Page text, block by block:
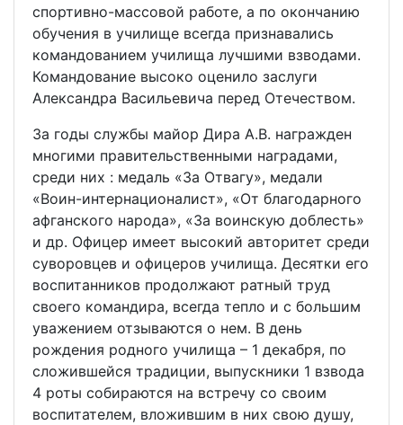
спортивно-массовой работе, а по окончанию
обучения в училище всегда признавались
командованием училища лучшими взводами.
Командование высоко оценило заслуги
Александра Васильевича перед Отечеством.
За годы службы майор Дира А.В. награжден
многими правительственными наградами,
среди них : медаль «За Отвагу», медали
«Воин-интернационалист», «От благодарного
афганского народа», «За воинскую доблесть»
и др. Офицер имеет высокий авторитет среди
суворовцев и офицеров училища. Десятки его
воспитанников продолжают ратный труд
своего командира, всегда тепло и с большим
уважением отзываются о нем. В день
рождения родного училища – 1 декабря, по
сложившейся традиции, выпускники 1 взвода
4 роты собираются на встречу со своим
воспитателем, вложившим в них свою душу,